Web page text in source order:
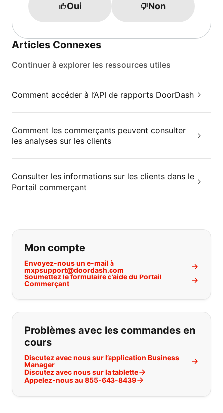
Oui Non
Articles Connexes
Continuer à explorer les ressources utiles
Comment accéder à l’API de rapports DoorDash
Comment les commerçants peuvent consulter
les analyses sur les clients
Consulter les informations sur les clients dans le
Portail commerçant
Si vous ne trouvez pas ce que vous
Mon compte
Envoyez-nous un e-mail à
mxpsupport@doordash.com
Soumettez le formulaire d’aide du Portail
Commerçant
Problèmes avec les commandes en
cours
Discutez avec nous sur l’application Business
Manager
Discutez avec nous sur la tablette
Appelez-nous au 855-643-8439